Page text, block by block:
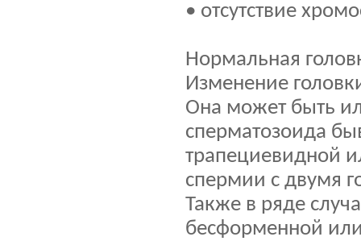
• отсутствие
Нормальная
Изменение
Она может быть
сперматозоида
трапециевидной
спермии с двумя
Также в ряде
бесформенной